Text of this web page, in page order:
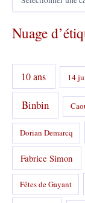
é
g
r
e
Nuage
10 ans 14
Binbin
Dorian Demarcq
Fabrice Simon
Fêtes de Gayant